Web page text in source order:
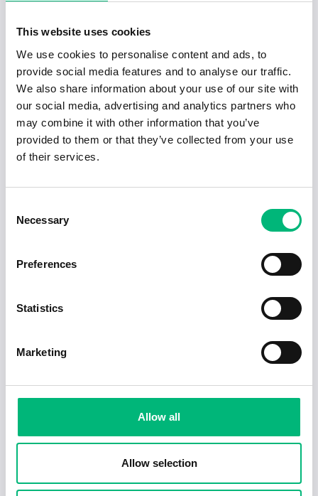
This website uses cookies
We use cookies to personalise content and ads, to
provide social media features and to analyse our traffic.
We also share information about your use of our site with
our social media, advertising and analytics partners who
may combine it with other information that you’ve
provided to them or that they’ve collected from your use
of their services.
Selection
Necessary
Preferences
Statistics
Marketing
Allow all
Allow selection
Veteraner till trädgårdsuppdrag!
Veterankraft AB
Uppdrag året ut som parkarbetare för ett
uppdrag hos vår kund i Eskilstuna
Arbetsledare till S:t Eskils kyrkogård
Parkarbetare till vår vikariepool i Eskilstuna
Senaste publiceringarna i Jobbnytt
Visa fler artiklar